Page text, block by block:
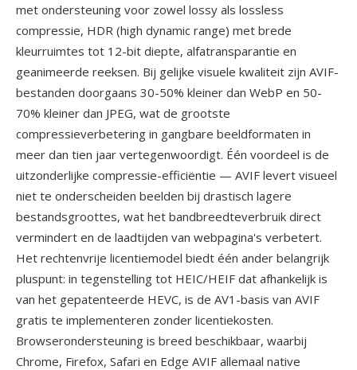
met ondersteuning voor zowel lossy als lossless
compressie, HDR (high dynamic range) met brede
kleurruimtes tot 12-bit diepte, alfatransparantie en
geanimeerde reeksen. Bij gelijke visuele kwaliteit zijn AVIF-
bestanden doorgaans 30-50% kleiner dan WebP en 50-
70% kleiner dan JPEG, wat de grootste
compressieverbetering in gangbare beeldformaten in
meer dan tien jaar vertegenwoordigt. Één voordeel is de
uitzonderlijke compressie-efficiëntie — AVIF levert visueel
niet te onderscheiden beelden bij drastisch lagere
bestandsgroottes, wat het bandbreedteverbruik direct
vermindert en de laadtijden van webpagina's verbetert.
Het rechtenvrije licentiemodel biedt één ander belangrijk
pluspunt: in tegenstelling tot HEIC/HEIF dat afhankelijk is
van het gepatenteerde HEVC, is de AV1-basis van AVIF
gratis te implementeren zonder licentiekosten.
Browserondersteuning is breed beschikbaar, waarbij
Chrome, Firefox, Safari en Edge AVIF allemaal native